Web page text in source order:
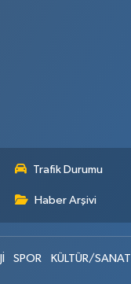
Trafik Durumu
Haber Arşivi
SPOR
KÜLTÜR/SANAT